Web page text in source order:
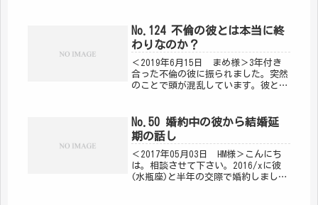
なかなか見つかりません。どこにある
でしょうか？＜2020年5月...
No.124 不倫の彼とは本当に終
わりなのか？
＜2019年6月15日 まめ様＞3年付き
合った不倫の彼に振られました。突然
のことで頭が混乱しています。彼とは
だいた時から日にちが経ち、今は少し
落ち着いている頃でしょうか...
No.50 婚約中の彼から結婚延
期の話し
＜2017年05月03日 HM様＞こんにち
は。相談させて下さい。2016/xに彼
(水瓶座)と半年の交際で婚約しまし